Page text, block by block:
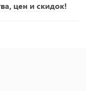
цен и скидок!